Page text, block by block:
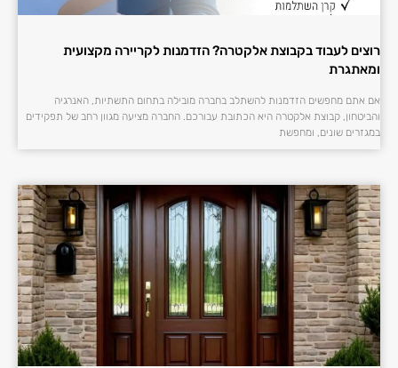
רוצים לעבוד בקבוצת אלקטרה? הזדמנות לקריירה מקצועית
ומאתגרת
אם אתם מחפשים הזדמנות להשתלב בחברה מובילה בתחום התשתיות, האנרגיה
והביטחון, קבוצת אלקטרה היא הכתובת עבורכם. החברה מציעה מגוון רחב של תפקידים
במגזרים שונים, ומחפשת